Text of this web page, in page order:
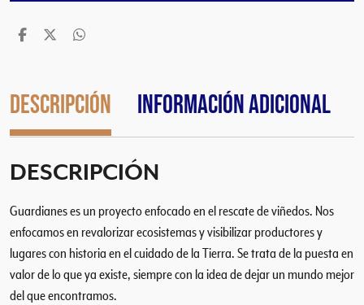
E
x
p
i
o
n
e
Descripción Información adicional
DESCRIPCIÓN
Guardianes es un proyecto enfocado en el rescate de viñedos. Nos
enfocamos en revalorizar ecosistemas y visibilizar productores y
lugares con historia en el cuidado de la Tierra. Se trata de la puesta en
valor de lo que ya existe, siempre con la idea de dejar un mundo mejor
del que encontramos.